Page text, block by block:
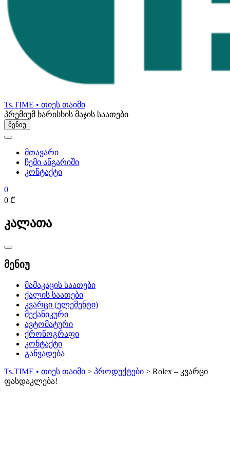
Ts.TIME • თიეს თაიმი
პრემიუმ ხარისხის მაჯის საათები
მენიუ
მთავარი
ჩემი ანგარიში
კონტაქტი
0
0 ₾
კალათა
Catalog
Menu
მენიუ
მამაკაცის საათები
ქალის საათები
კვარცი (ელემენტი)
მექანიკური
ავტომატური
ქრონოგრაფი
კონტაქტი
განვადება
Ts.TIME • თიეს თაიმი > პროდუქტები > Rolex – კვარცი
ფასდაკლება!